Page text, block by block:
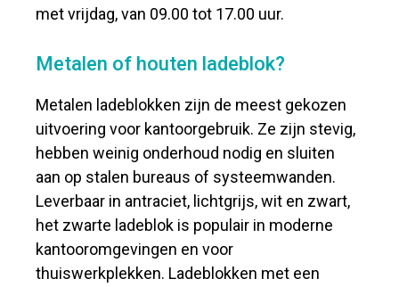
met vrijdag, van 09.00 tot 17.00 uur.
Metalen of houten ladeblok?
Metalen ladeblokken zijn de meest gekozen
uitvoering voor kantoorgebruik. Ze zijn stevig,
hebben weinig onderhoud nodig en sluiten
aan op stalen bureaus of systeemwanden.
Leverbaar in antraciet, lichtgrijs, wit en zwart,
het zwarte ladeblok is populair in moderne
kantooromgevingen en voor
thuiswerkplekken. Ladeblokken met een